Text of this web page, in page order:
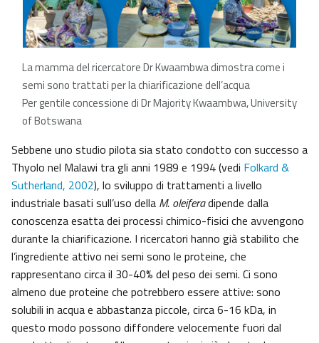
La mamma del ricercatore Dr Kwaambwa dimostra come i
semi sono trattati per la chiarificazione dell’acqua
Per gentile concessione di Dr Majority Kwaambwa, University
of Botswana
Sebbene uno studio pilota sia stato condotto con successo a
Thyolo nel Malawi tra gli anni 1989 e 1994 (vedi Folkard &
Sutherland, 2002), lo sviluppo di trattamenti a livello
industriale basati sull’uso della M. oleiferadipende dalla
conoscenza esatta dei processi chimico-fisici che avvengono
durante la chiarificazione. I ricercatori hanno già stabilito che
l’ingrediente attivo nei semi sono le proteine, che
rappresentano circa il 30-40% del peso dei semi. Ci sono
almeno due proteine che potrebbero essere attive: sono
solubili in acqua e abbastanza piccole, circa 6-16 kDa, in
questo modo possono diffondere velocemente fuori dal